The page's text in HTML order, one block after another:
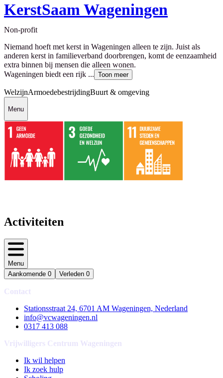
KerstSaam Wageningen
Non-profit
Niemand hoeft met kerst in Wageningen alleen te zijn. Juist als
anderen kerst in familieverband doorbrengen, komt de eenzaamheid
extra binnen bij mensen die alleen wonen.
Wageningen biedt een rijk ... Toon meer
WelzijnArmoedebestrijdingBuurt & omgeving
Menu
Activiteiten
Menu
Aankomende 0 Verleden 0
Contact
Stationsstraat 24, 6701 AM Wageningen, Nederland
info@vcwageningen.nl
0317 413 088
Vrijwilligers Centrum Wageningen
Ik wil helpen
Ik zoek hulp